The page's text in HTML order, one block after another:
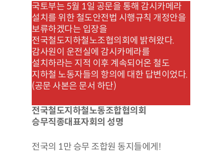
국토부는 5월 1일 공문을 통해 감시카메라
설치를 위한 철도안전법 시행규칙 개정안을
보류하겠다는 입장을
전국철도지하철노조협의회에 밝혀왔다.
감사원이 운전실에 감시카메라를
설치하라는 지적 이후 계속되어온 철도
지하철 노동자들의 항의에 대한 답변이었다.
(공문 사본은 문서 하단)
전국철도지하철노동조합협의회
승무직종대표자회의 성명
전국의 1만 승무 조합원 동지들에게!